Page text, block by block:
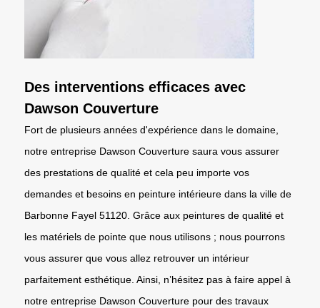
Des interventions efficaces avec
Dawson Couverture
Fort de plusieurs années d'expérience dans le domaine,
notre entreprise Dawson Couverture saura vous assurer
des prestations de qualité et cela peu importe vos
demandes et besoins en peinture intérieure dans la ville de
Barbonne Fayel 51120. Grâce aux peintures de qualité et
les matériels de pointe que nous utilisons ; nous pourrons
vous assurer que vous allez retrouver un intérieur
parfaitement esthétique. Ainsi, n’hésitez pas à faire appel à
notre entreprise Dawson Couverture pour des travaux